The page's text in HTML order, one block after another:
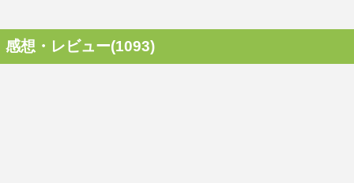
感想・レビュー(1093)